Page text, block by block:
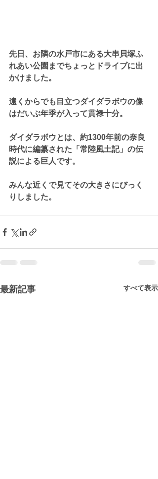
先日、お隣の水戸市にある大串貝塚ふ
れあい公園までちょっとドライブに出
かけました。
遠くからでも目立つダイダラボウの像
はだいぶ年季が入って貫禄十分。
ダイダラボウとは、約1300年前の奈良
時代に編纂された「常陸風土記」の伝
説による巨人です。
みんな近くで見てその大きさにびっく
りしました。
最新記事 すべて表示